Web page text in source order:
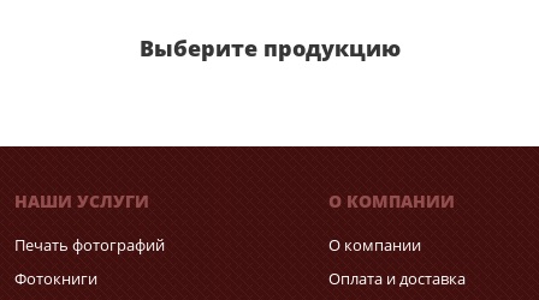
Выберите продукцию
НАШИ УСЛУГИ
Печать фотографий
Фотокниги
О КОМПАНИИ
О компании
Оплата и доставка